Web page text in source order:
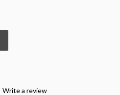
Write a review